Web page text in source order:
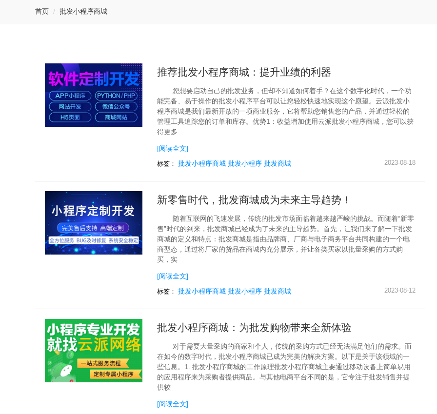
首页 批发小程序商城
推荐批发小程序商城：提升业绩的利器
您想要启动自己的批发业务，但却不知道如何着手？在这个数字化时代，一个功
能完备、易于操作的批发小程序平台可以让您轻松快速地实现这个愿望。云派批发小
程序商城是我们最新开放的一项商业服务，它将帮助您销售您的产品，并通过轻松的
管理工具追踪您的订单和库存。优势1：收益增加使用云派批发小程序商城，您可以获
得更多
[阅读全文]
标签： 批发小程序商城 批发小程序 批发商城 2023-08-18
新零售时代，批发商城成为未来主导趋势！
随着互联网的飞速发展，传统的批发市场面临着越来越严峻的挑战。而随着“新零
售”时代的到来，批发商城已经成为了未来的主导趋势。首先，让我们来了解一下批发
商城的定义和特点：批发商城是指由品牌商、厂商与电子商务平台共同构建的一个电
商型态，通过将厂家的货品在商城内充分展示，并让各类买家以批量采购的方式购
买，实
[阅读全文]
标签： 批发小程序商城 批发小程序 批发商城 2023-08-12
批发小程序商城：为批发购物带来全新体验
对于需要大量采购的商家和个人，传统的采购方式已经无法满足他们的需求。而
在如今的数字时代，批发小程序商城已成为完美的解决方案。以下是关于该领域的一
些信息。1. 批发小程序商城的工作原理批发小程序商城主要通过移动设备上简单易用
的应用程序来为采购者提供商品。与其他电商平台不同的是，它专注于批发销售并提
供较
[阅读全文]